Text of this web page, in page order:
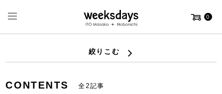
0
絞りこむ
CONTENTS 全2記事